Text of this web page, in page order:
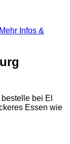
Mehr Infos &
bei El
Essen wie